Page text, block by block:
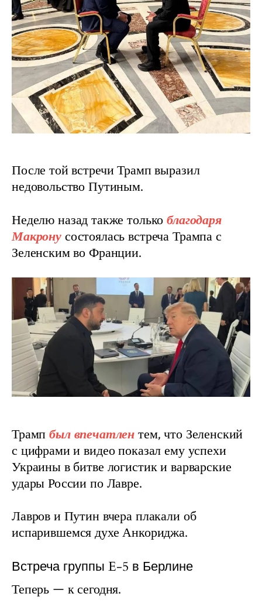
После той встречи Трамп выразил
недовольство Путиным.
Неделю назад также только благодаря
Макрону состоялась встреча Трампа с
Зеленским во Франции.
Трамп был впечатлен тем, что Зеленский
с цифрами и видео показал ему успехи
Украины в битве логистик и варварские
удары России по Лавре.
Лавров и Путин вчера плакали об
испарившемся духе Анкориджа.
Встреча группы E-5 в Берлине
Теперь — к сегодня.